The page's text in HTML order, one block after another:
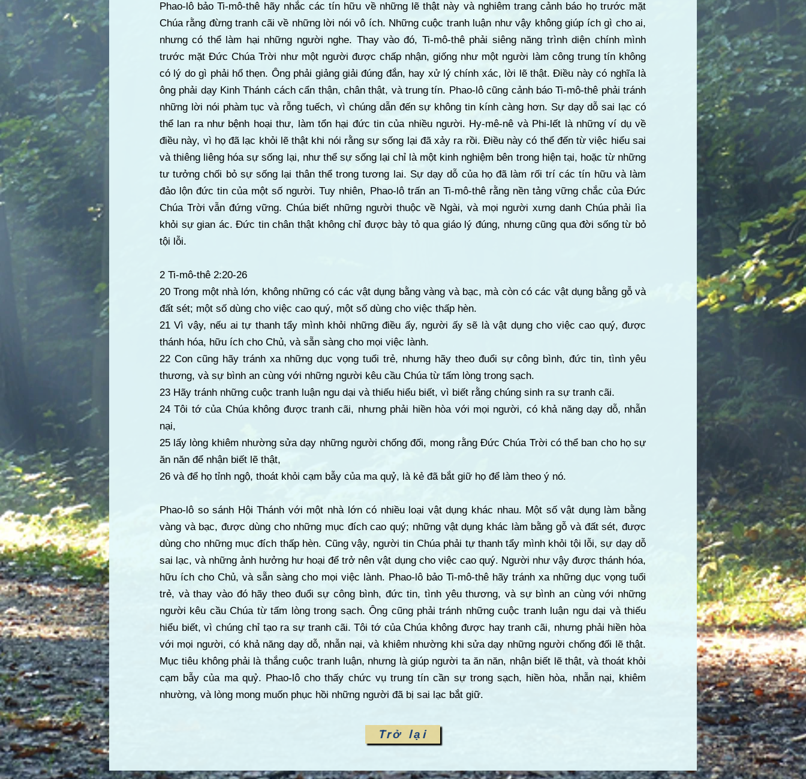
Phao-lô bảo Ti-mô-thê hãy nhắc các tín hữu về những lẽ thật này và nghiêm trang cảnh báo họ trước mặt
Chúa rằng đừng tranh cãi về những lời nói vô ích. Những cuộc tranh luận như vậy không giúp ích gì cho ai,
nhưng có thể làm hại những người nghe. Thay vào đó, Ti-mô-thê phải siêng năng trình diện chính mình
trước mặt Đức Chúa Trời như một người được chấp nhận, giống như một người làm công trung tín không
có lý do gì phải hổ thẹn. Ông phải giảng giải đúng đắn, hay xử lý chính xác, lời lẽ thật. Điều này có nghĩa là
ông phải dạy Kinh Thánh cách cẩn thận, chân thật, và trung tín. Phao-lô cũng cảnh báo Ti-mô-thê phải tránh
những lời nói phàm tục và rỗng tuếch, vì chúng dẫn đến sự không tin kính càng hơn. Sự dạy dỗ sai lạc có
thể lan ra như bệnh hoại thư, làm tổn hại đức tin của nhiều người. Hy-mê-nê và Phi-lết là những ví dụ về
điều này, vì họ đã lạc khỏi lẽ thật khi nói rằng sự sống lại đã xảy ra rồi. Điều này có thể đến từ việc hiểu sai
và thiêng liêng hóa sự sống lại, như thể sự sống lại chỉ là một kinh nghiệm bên trong hiện tại, hoặc từ những
tư tưởng chối bỏ sự sống lại thân thể trong tương lai. Sự dạy dỗ của họ đã làm rối trí các tín hữu và làm
đảo lộn đức tin của một số người. Tuy nhiên, Phao-lô trấn an Ti-mô-thê rằng nền tảng vững chắc của Đức
Chúa Trời vẫn đứng vững. Chúa biết những người thuộc về Ngài, và mọi người xưng danh Chúa phải lìa
khỏi sự gian ác. Đức tin chân thật không chỉ được bày tỏ qua giáo lý đúng, nhưng cũng qua đời sống từ bỏ
tội lỗi.
2 Ti-mô-thê 2:20-26
20 Trong một nhà lớn, không những có các vật dụng bằng vàng và bạc, mà còn có các vật dụng bằng gỗ và
đất sét; một số dùng cho việc cao quý, một số dùng cho việc thấp hèn.
21 Vì vậy, nếu ai tự thanh tẩy mình khỏi những điều ấy, người ấy sẽ là vật dụng cho việc cao quý, được
thánh hóa, hữu ích cho Chủ, và sẵn sàng cho mọi việc lành.
22 Con cũng hãy tránh xa những dục vọng tuổi trẻ, nhưng hãy theo đuổi sự công bình, đức tin, tình yêu
thương, và sự bình an cùng với những người kêu cầu Chúa từ tấm lòng trong sạch.
23 Hãy tránh những cuộc tranh luận ngu dại và thiếu hiểu biết, vì biết rằng chúng sinh ra sự tranh cãi.
24 Tôi tớ của Chúa không được tranh cãi, nhưng phải hiền hòa với mọi người, có khả năng dạy dỗ, nhẫn
nại,
25 lấy lòng khiêm nhường sửa dạy những người chống đối, mong rằng Đức Chúa Trời có thể ban cho họ sự
ăn năn để nhận biết lẽ thật,
26 và để họ tỉnh ngộ, thoát khỏi cạm bẫy của ma quỷ, là kẻ đã bắt giữ họ để làm theo ý nó.
Phao-lô so sánh Hội Thánh với một nhà lớn có nhiều loại vật dụng khác nhau. Một số vật dụng làm bằng
vàng và bạc, được dùng cho những mục đích cao quý; những vật dụng khác làm bằng gỗ và đất sét, được
dùng cho những mục đích thấp hèn. Cũng vậy, người tin Chúa phải tự thanh tẩy mình khỏi tội lỗi, sự dạy dỗ
sai lạc, và những ảnh hưởng hư hoại để trở nên vật dụng cho việc cao quý. Người như vậy được thánh hóa,
hữu ích cho Chủ, và sẵn sàng cho mọi việc lành. Phao-lô bảo Ti-mô-thê hãy tránh xa những dục vọng tuổi
trẻ, và thay vào đó hãy theo đuổi sự công bình, đức tin, tình yêu thương, và sự bình an cùng với những
người kêu cầu Chúa từ tấm lòng trong sạch. Ông cũng phải tránh những cuộc tranh luận ngu dại và thiếu
hiểu biết, vì chúng chỉ tạo ra sự tranh cãi. Tôi tớ của Chúa không được hay tranh cãi, nhưng phải hiền hòa
với mọi người, có khả năng dạy dỗ, nhẫn nại, và khiêm nhường khi sửa dạy những người chống đối lẽ thật.
Mục tiêu không phải là thắng cuộc tranh luận, nhưng là giúp người ta ăn năn, nhận biết lẽ thật, và thoát khỏi
cạm bẫy của ma quỷ. Phao-lô cho thấy chức vụ trung tín cần sự trong sạch, hiền hòa, nhẫn nại, khiêm
nhường, và lòng mong muốn phục hồi những người đã bị sai lạc bắt giữ.
Trở lại